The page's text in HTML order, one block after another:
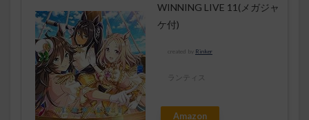
WINNING LIVE 11(メガジャ
ケ付)
created by Rinker
ランティス
Amazon